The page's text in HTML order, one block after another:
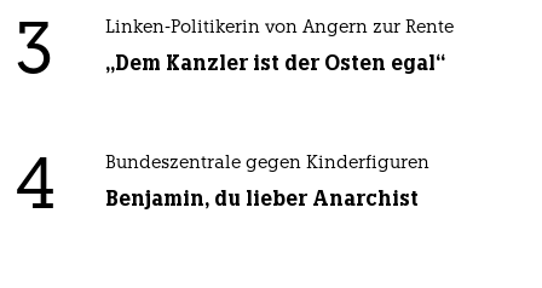
3 Linken-Politikerin von Angern zur Rente
„Dem Kanzler ist der Osten egal“
4 Bundeszentrale gegen Kinderfiguren
Benjamin, du lieber Anarchist